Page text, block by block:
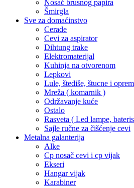
Nosač brusnog papira
Šmirgla
Sve za domaćinstvo
Cerade
Cevi za aspirator
Dihtung trake
Elektromaterijal
Kuhinja na otvorenom
Lepkovi
Lule, štediše, štucne i
Mreža ( komarnik )
Održavanje kuće
Ostalo
Rasveta ( Led lampe,
Sajle ručne za čišćenje cevi
Metalna galanterija
Alke
Cp nosač cevi i cp vijak
Ekseri
Hangar vijak
Karabiner